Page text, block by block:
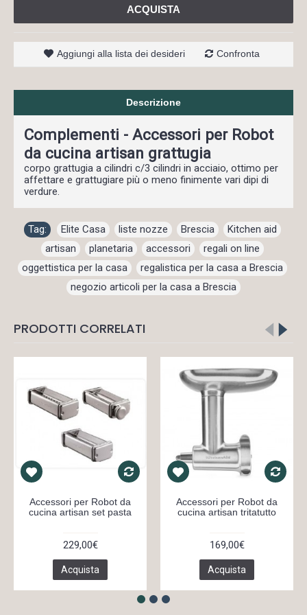
ACQUISTA
Aggiungi alla lista dei desideri Confronta
Descrizione
Complementi - Accessori per Robot
da cucina artisan grattugia
corpo grattugia a cilindri c/3 cilindri in acciaio, ottimo per
affettare e grattugiare più o meno finimente vari dipi di
verdure.
Tag: Elite Casa liste nozze Brescia Kitchen aid
artisan
planetaria accessori regali on line
oggettistica per la casa
regalistica per la casa a Brescia
negozio articoli per la casa a Brescia
PRODOTTI CORRELATI
Accessori per Robot da
cucina artisan set pasta
229,00€
Acquista
Accessori per Robot da
cucina artisan tritatutto
169,00€
Acquista